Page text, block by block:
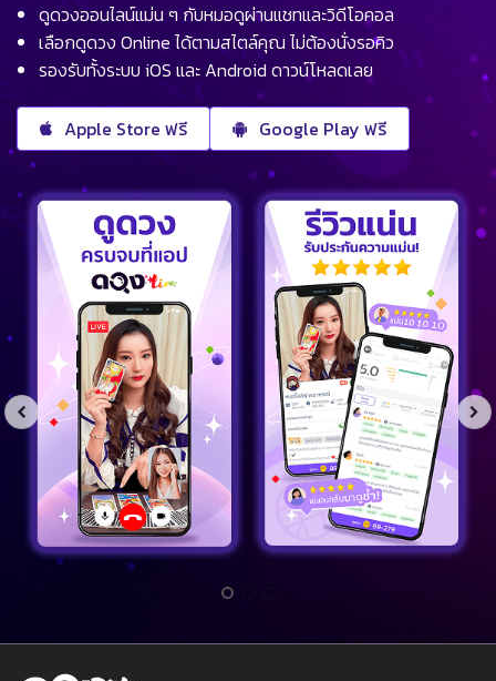
ดูดวงออนไลน์แม่น ๆ กับหมอดูผ่านแชทและวิดีโอคอล
เลือกดูดวง Online ได้ตามสไตล์คุณ ไม่ต้องนั่งรอคิว
รองรับทั้งระบบ iOS และ Android ดาวน์โหลดเลย
Apple Store ฟรี Google Play ฟรี